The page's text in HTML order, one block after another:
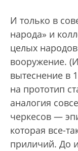
И только в
народа» и
целых
вооружение.
вытеснение в
на прототип
аналогия
черкесов —
которая все-
приличий. До